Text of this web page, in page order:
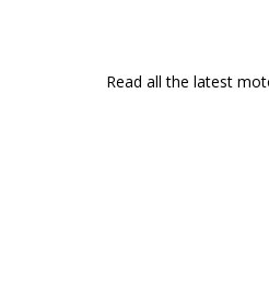
Read all the latest